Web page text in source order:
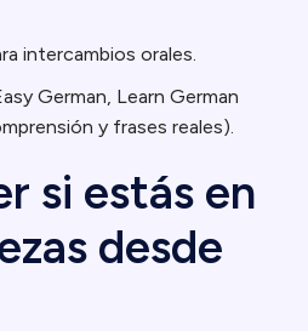
intercambios orales.
German, Learn German
y frases reales).
si estás en
desde